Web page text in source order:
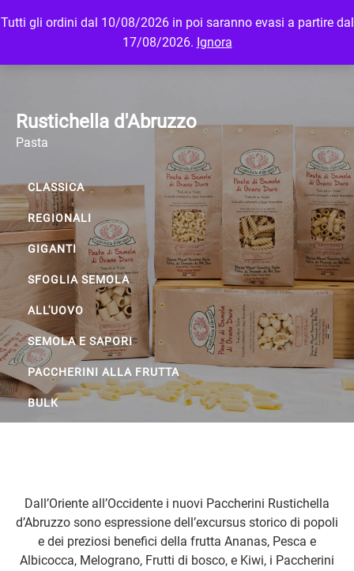
Tutti gli ordini dal 10/08/2026 in poi saranno evasi a partire dal
17/08/2026. Ignora
MENU LOGIN
Rustichella d'Abruzzo
Pasta
CLASSICA
REGIONALI
GIGANTI
SFOGLIA SEMOLA
ALL'UOVO
SEMOLA E SAPORI
PACCHERINI ALLA FRUTTA
BULK
Dall’Oriente all’Occidente i nuovi Paccherini Rustichella
d’Abruzzo sono espressione dell’excursus storico di popoli
e dei preziosi benefici della frutta Ananas, Pesca e
Albicocca, Melograno, Frutti di bosco, e Kiwi, i Paccherini